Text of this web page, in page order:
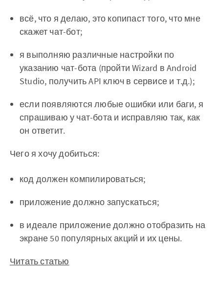
всё, что я делаю, это копипаст того, что мне
скажет чат-бот;
я выполняю различные настройки по
указанию чат-бота (пройти Wizard в Android
Studio, получить API ключ в сервисе и т.д.);
если появляются любые ошибки или баги, я
спрашиваю у чат-бота и исправляю так, как
он ответит.
Чего я хочу добиться:
код должен компилироваться;
приложение должно запускаться;
в идеале приложение должно отобразить на
экране 50 популярных акций и их цены.
Читать статью